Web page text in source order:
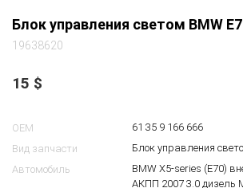
Блок управления светом BMW E70
19638620